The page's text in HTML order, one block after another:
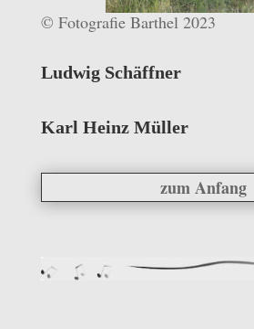
© Fotografie Barthel 2023
Ludwig Schäffner
Karl Heinz Müller
zum Anfang